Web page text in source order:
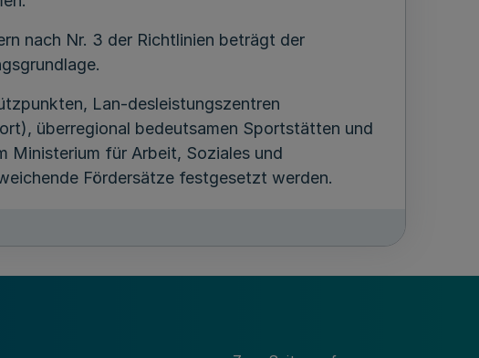
nach Nr. 3 der Richtlinien beträgt der
Lan-desleistungszentren
überregional bedeutsamen Sportstätten und
Ministerium für Arbeit, Soziales und
Fördersätze festgesetzt werden.
des Mini- i steriums für Arbeit, Soziales und